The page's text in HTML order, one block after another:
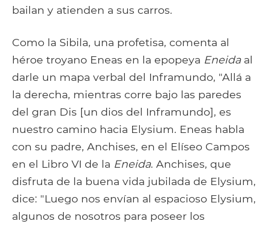
bailan y atienden a sus carros.
Como la Sibila, una profetisa, comenta al
héroe troyano Eneas en la epopeya Eneidaal
darle un mapa verbal del Inframundo, "Allá a
la derecha, mientras corre bajo las paredes
del gran Dis [un dios del Inframundo], es
nuestro camino hacia Elysium. Eneas habla
con su padre, Anchises, en el Elíseo Campos
en el Libro VI de la Eneida. Anchises, que
disfruta de la buena vida jubilada de Elysium,
dice: "Luego nos envían al espacioso Elysium,
algunos de nosotros para poseer los